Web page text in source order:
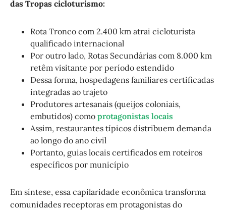
das Tropas cicloturismo:
Rota Tronco com 2.400 km atrai cicloturista
qualificado internacional
Por outro lado, Rotas Secundárias com 8.000 km
retêm visitante por período estendido
Dessa forma, hospedagens familiares certificadas
integradas ao trajeto
Produtores artesanais (queijos coloniais,
embutidos) como protagonistas locais
Assim, restaurantes típicos distribuem demanda
ao longo do ano civil
Portanto, guias locais certificados em roteiros
específicos por município
Em síntese, essa capilaridade econômica transforma
comunidades receptoras em protagonistas do